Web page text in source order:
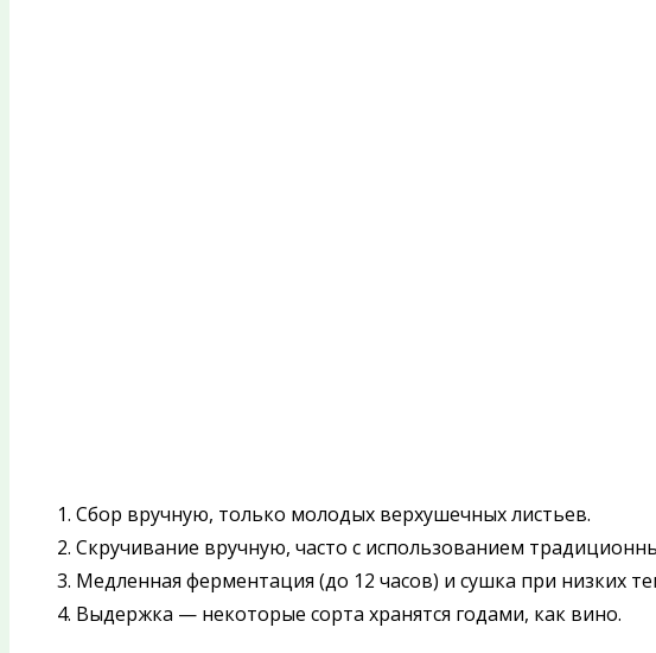
1. Сбор вручную, только молодых верхушечных листьев.
2. Скручивание вручную, часто с использованием
3. Медленная ферментация (до 12 часов) и сушка при низких
4. Выдержка — некоторые сорта хранятся годами, как вино.